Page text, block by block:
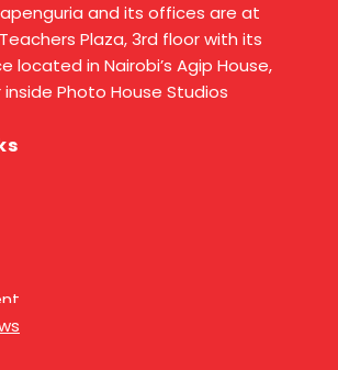
and its offices are at
Plaza, 3rd floor with its
located in Nairobi’s Agip House,
Photo House Studios